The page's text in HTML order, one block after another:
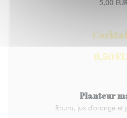
5,00
6,50
Planteur
Rhum, jus d'orange et